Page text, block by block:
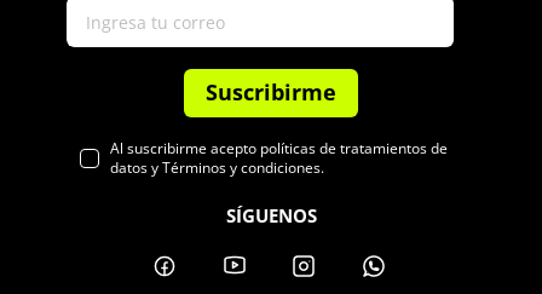
Suscribirme
Al suscribirme acepto políticas de tratamientos de
datos y Términos y condiciones.
SÍGUENOS